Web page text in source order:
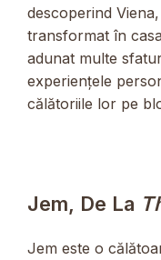
descoperind
transformat în
adunat multe
experiențele
călătoriile lor pe
Jem, De La
Jem este o